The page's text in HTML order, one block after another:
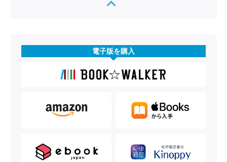
電子版を購入